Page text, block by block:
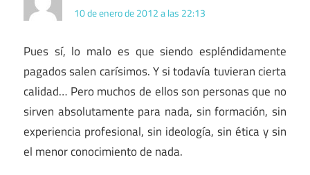
10 de enero de 2012 a las 22:13
Pues sí, lo malo es que siendo espléndidamente
pagados salen carísimos. Y si todavía tuvieran cierta
calidad… Pero muchos de ellos son personas que no
sirven absolutamente para nada, sin formación, sin
experiencia profesional, sin ideología, sin ética y sin
el menor conocimiento de nada.